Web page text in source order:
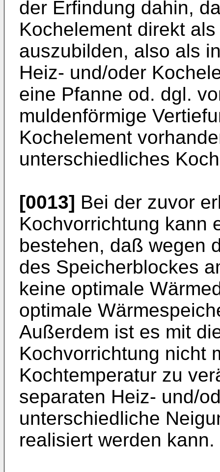
der Erfindung dahin,
Kochelement direkt
auszubilden, also als
Heiz- und/oder
eine Pfanne od. dgl.
muldenförmige
Kochelement
unterschiedliches
[0013] Bei der zuvor
Kochvorrichtung kann
bestehen, daß wegen
des Speicherblockes
keine optimale
optimale
Außerdem ist es mit
Kochvorrichtung nicht
Kochtemperatur zu
separaten Heiz- und/
unterschiedliche
realisiert werden kann.